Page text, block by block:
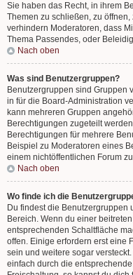
Sie haben das Recht, in ihrem
Themen zu schließen, zu
verhindern Moderatoren, dass
Thema Passendes, oder
Nach oben
Was sind Benutzergruppen?
Benutzergruppen sind Gruppen
in für die Board-Administration
kann mehreren Gruppen
Berechtigungen zugeteilt
Berechtigungen für mehrere
Beispiel zu Moderatoren eines
einem nichtöffentlichen Forum
Nach oben
Wo finde ich die
Du findest die Benutzergruppen
Bereich. Wenn du einer
entsprechenden Schaltfläche
offen. Einige erfordern erst eine
sein und weitere sogar
einfach durch die